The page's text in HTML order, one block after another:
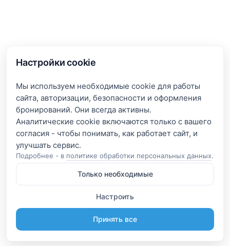
Настройки cookie
Мы используем необходимые cookie для работы
сайта, авторизации, безопасности и оформления
бронирований. Они всегда активны.
Аналитические cookie включаются только с вашего
согласия - чтобы понимать, как работает сайт, и
Подробнее - в политике обработки персональных данных.
Только необходимые
Настроить
Принять все